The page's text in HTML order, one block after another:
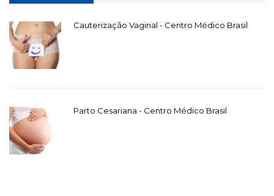
Cauterização Vaginal - Centro Médico Brasil
Parto Cesariana - Centro Médico Brasil